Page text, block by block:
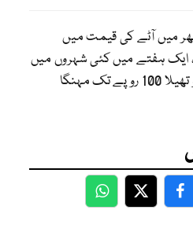
میں آٹے کی قیمت میں
ایک ہفتے میں کئی شہروں میں
WhatsApp
Twitter